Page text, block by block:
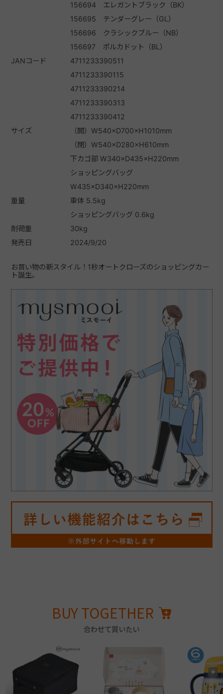
156694 エレガントブラック（BK）
156695 テンダーグレー（GL）
156696 クラシックブルー（NB）
156697 ポルカドット（BL）
JANコード
4711233390511
4711233390115
4711233390214
4711233390313
4711233390412
サイズ
（開）W540×D700×H1010mm
（閉）W540×D280×H610mm
下カゴ部 W340×D435×H220mm
ショッピングバッグ
W435×D340×H220mm
重量
車体 5.5kg
ショッピングバッグ 0.6kg
耐荷重
30kg
発売日
2024/9/20
お買い物の新スタイル！1秒オートクローズのショッピングカー
ト誕生。
BUY TOGETHER
合わせて買いたい